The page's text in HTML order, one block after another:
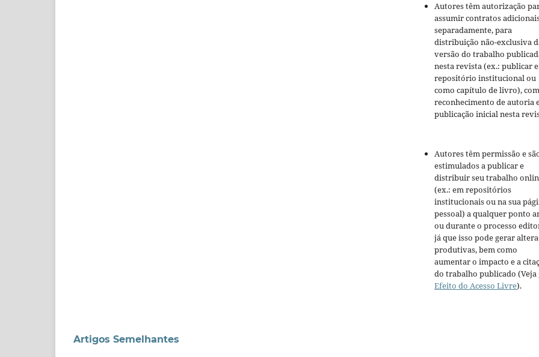
Autores têm autorização
assumir contratos
separadamente, para
distribuição não-exclusiva
versão do trabalho
nesta revista (ex.: publicar
repositório institucional ou
como capítulo de livro), com
reconhecimento de autoria
publicação inicial nesta
Autores têm permissão e
estimulados a publicar e
distribuir seu trabalho
(ex.: em repositórios
institucionais ou na sua
pessoal) a qualquer ponto
ou durante o processo
já que isso pode gerar
produtivas, bem como
aumentar o impacto e a
do trabalho publicado (Veja
Efeito do Acesso Livre).
Artigos Semelhantes